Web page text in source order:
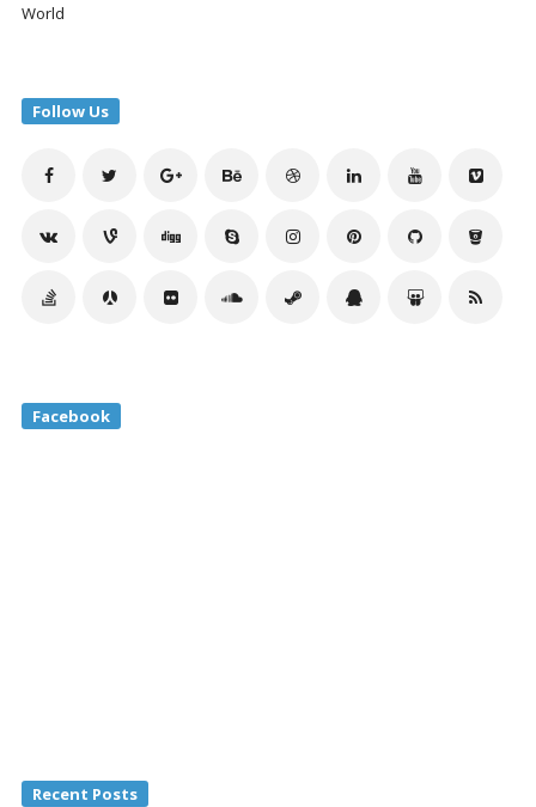
World
Follow Us
Facebook
Recent Posts